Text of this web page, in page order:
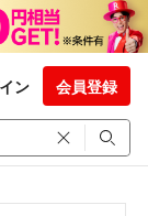
ン 会員登録